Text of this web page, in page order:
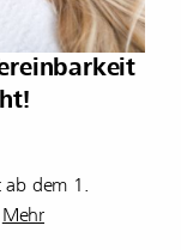
ab dem 1.
Mehr